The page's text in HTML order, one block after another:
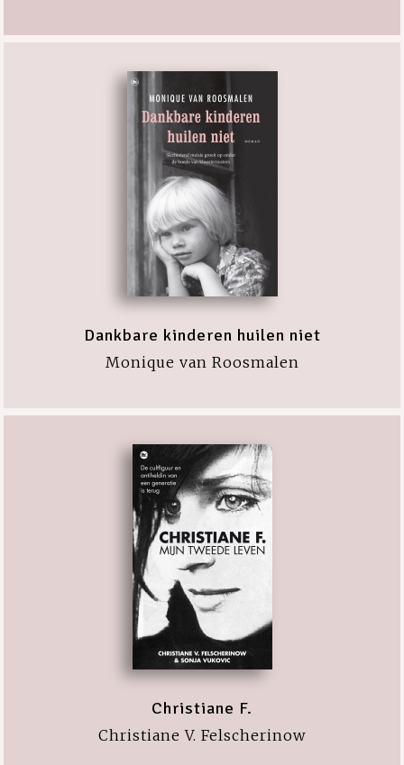
Dankbare kinderen huilen niet
Monique van Roosmalen
Christiane F.
Christiane V. Felscherinow